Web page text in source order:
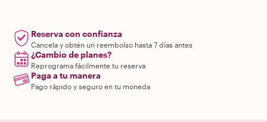
Reserva con confianza
Cancela y obtén un reembolso hasta 7 días antes
¿Cambio de planes?
Reprograma fácilmente tu reserva
Paga a tu manera
Pago rápido y seguro en tu moneda